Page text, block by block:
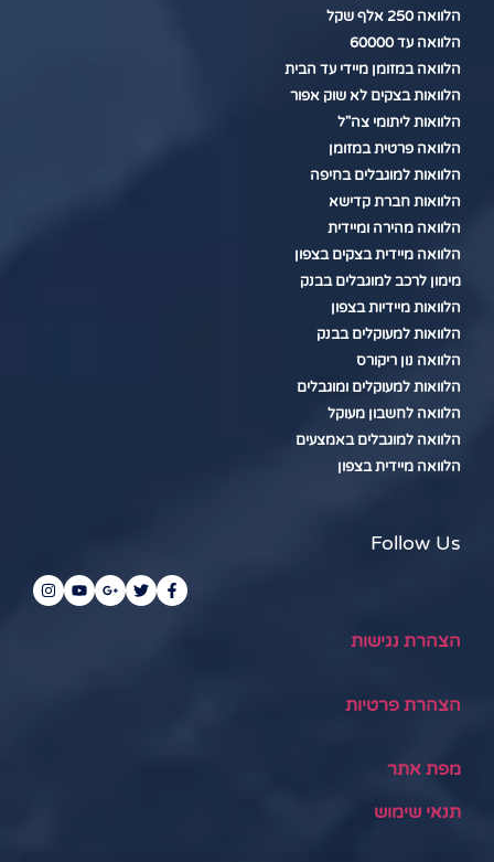
הלוואה 250 אלף שקל
הלוואה עד 60000
הלוואה במזומן מיידי עד הבית
הלוואות בצקים לא שוק אפור
הלוואות ליתומי צה"ל
הלוואה פרטית במזומן
הלוואות למוגבלים בחיפה
הלוואות חברת קדישא
הלוואה מהירה ומיידית
הלוואה מיידית בצקים בצפון
מימון לרכב למוגבלים בבנק
הלוואות מיידיות בצפון
הלוואות למעוקלים בבנק
הלוואה נון ריקורס
הלוואות למעוקלים ומוגבלים
הלוואה לחשבון מעוקל
הלוואה למוגבלים באמצעים
הלוואה מיידית בצפון
Follow Us
הצהרת נגישות
הצהרת פרטיות
מפת אתר
תנאי שימוש